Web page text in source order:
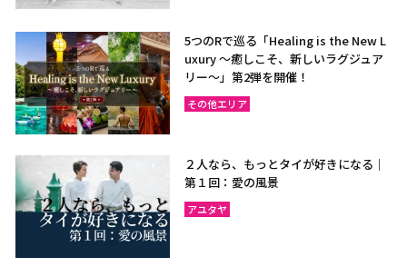
5つのRで巡る「Healing is the New L
uxury ～癒しこそ、新しいラグジュア
リー〜」第2弾を開催！
その他エリア
２人なら、もっとタイが好きになる｜
第１回：愛の風景
アユタヤ